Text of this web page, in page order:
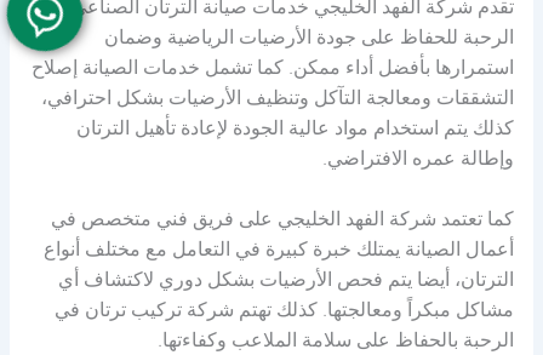
تقدم شركة الفهد الخليجي خدمات صيانة الترتان الصناعي في
الرحبة للحفاظ على جودة الأرضيات الرياضية وضمان
استمرارها بأفضل أداء ممكن. كما تشمل خدمات الصيانة إصلاح
التشققات ومعالجة التآكل وتنظيف الأرضيات بشكل احترافي،
كذلك يتم استخدام مواد عالية الجودة لإعادة تأهيل الترتان
وإطالة عمره الافتراضي.
كما تعتمد شركة الفهد الخليجي على فريق فني متخصص في
أعمال الصيانة يمتلك خبرة كبيرة في التعامل مع مختلف أنواع
الترتان، أيضا يتم فحص الأرضيات بشكل دوري لاكتشاف أي
مشاكل مبكراً ومعالجتها. كذلك تهتم شركة تركيب ترتان في
الرحبة بالحفاظ على سلامة الملاعب وكفاءتها.